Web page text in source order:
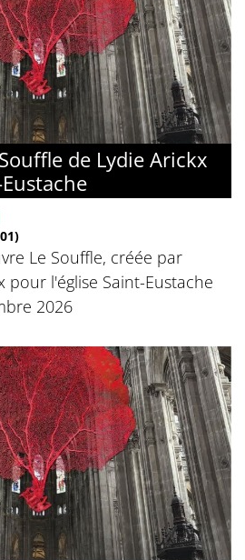
de Lydie Arickx
Le Souffle, créée par
pour l'église Saint-Eustache
2026